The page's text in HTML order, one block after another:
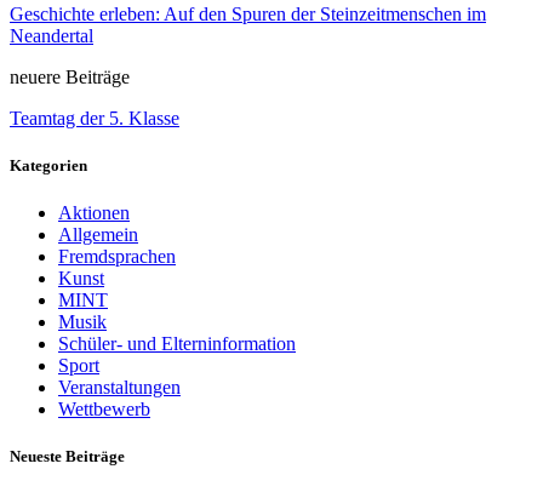
Geschichte erleben: Auf den Spuren der Steinzeitmenschen im
Neandertal
neuere Beiträge
Teamtag der 5. Klasse
Kategorien
Aktionen
Allgemein
Fremdsprachen
Kunst
MINT
Musik
Schüler- und Elterninformation
Sport
Veranstaltungen
Wettbewerb
Neueste Beiträge